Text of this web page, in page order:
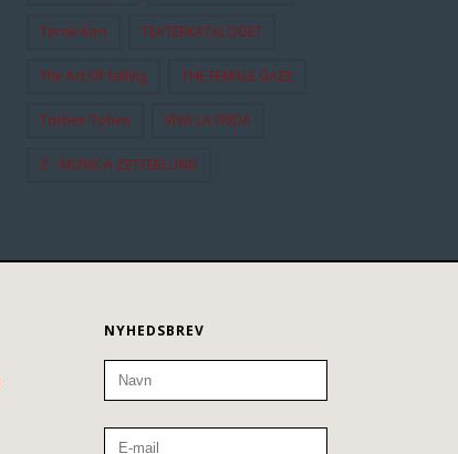
Tarok-Kort TEATERKATALOGET
The Art Of Falling THE FEMALE GAZE
Torben Toben VIVA LA FRIDA
Z - MONICA ZETTERLUND
NYHEDSBREV